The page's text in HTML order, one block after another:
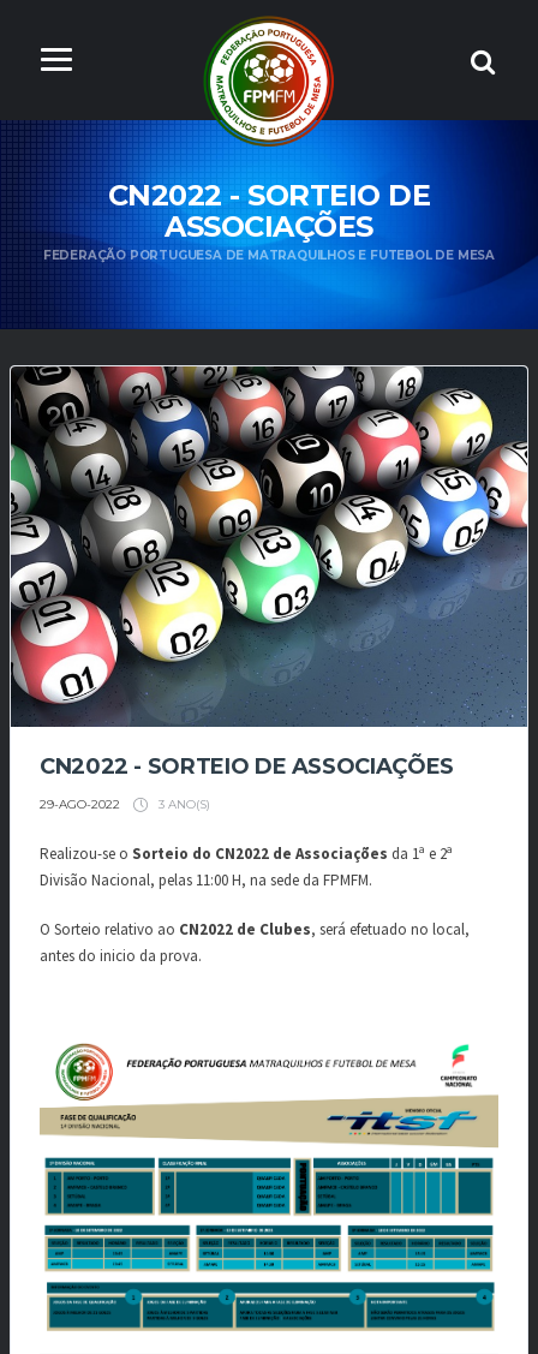
CN2022 - SORTEIO DE
ASSOCIAÇÕES
FEDERAÇÃO PORTUGUESA DE MATRAQUILHOS E FUTEBOL DE MESA
CN2022 - SORTEIO DE ASSOCIAÇÕES
29-AGO-2022 3 ANO(S)
Realizou-se o Sorteio do CN2022 de Associações da 1ª e 2ª
Divisão Nacional, pelas 11:00 H, na sede da FPMFM.
O Sorteio relativo ao CN2022 de Clubes, será efetuado no local,
antes do inicio da prova.